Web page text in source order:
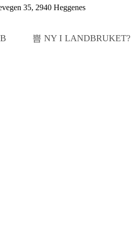
35, 2940 Heggenes
NY I LANDBRUKET?